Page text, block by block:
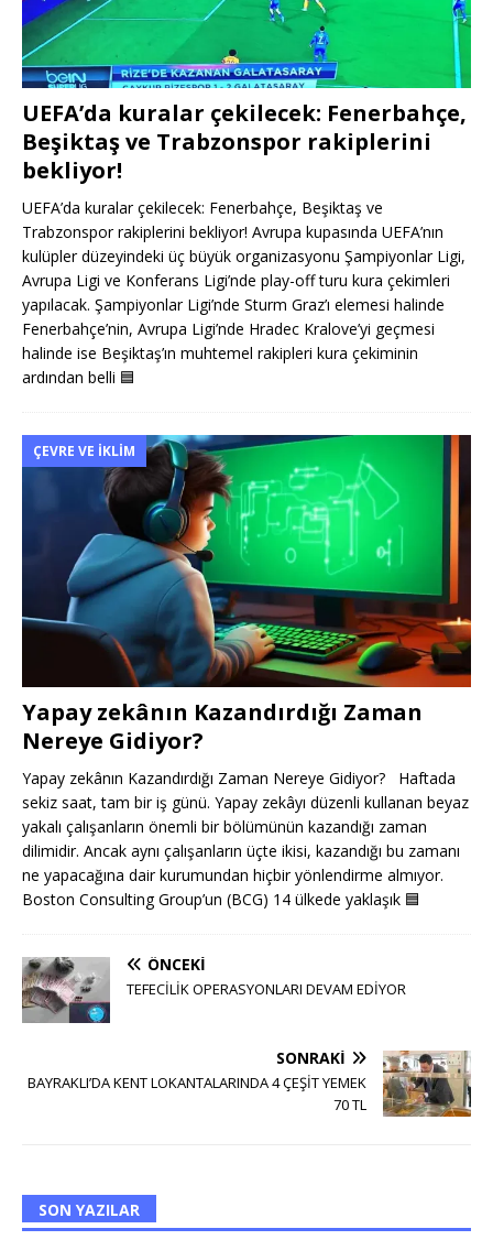
UEFA’da kuralar çekilecek: Fenerbahçe,
Beşiktaş ve Trabzonspor rakiplerini
bekliyor!
UEFA’da kuralar çekilecek: Fenerbahçe, Beşiktaş ve
Trabzonspor rakiplerini bekliyor! Avrupa kupasında UEFA’nın
kulüpler düzeyindeki üç büyük organizasyonu Şampiyonlar Ligi,
Avrupa Ligi ve Konferans Ligi’nde play-off turu kura çekimleri
yapılacak. Şampiyonlar Ligi’nde Sturm Graz’ı elemesi halinde
Fenerbahçe’nin, Avrupa Ligi’nde Hradec Kralove’yi geçmesi
halinde ise Beşiktaş’ın muhtemel rakipleri kura çekiminin
ardından belli 🟦
ÇEVRE VE İKLIM
Yapay zekânın Kazandırdığı Zaman
Nereye Gidiyor?
Yapay zekânın Kazandırdığı Zaman Nereye Gidiyor? Haftada
sekiz saat, tam bir iş günü. Yapay zekâyı düzenli kullanan beyaz
yakalı çalışanların önemli bir bölümünün kazandığı zaman
dilimidir. Ancak aynı çalışanların üçte ikisi, kazandığı bu zamanı
ne yapacağına dair kurumundan hiçbir yönlendirme almıyor.
Boston Consulting Group’un (BCG) 14 ülkede yaklaşık 🟦
ÖNCEKI
TEFECİLİK OPERASYONLARI DEVAM EDİYOR
SONRAKI
BAYRAKLI’DA KENT LOKANTALARINDA 4 ÇEŞİT YEMEK
70 TL
SON YAZILAR